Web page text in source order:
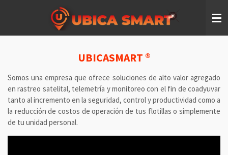
UBICASMART ®
Somos una empresa que ofrece soluciones de alto valor agregado
en rastreo satelital, telemetría y monitoreo con el fin de coadyuvar
tanto al incremento en la seguridad, control y productividad como a
la reducción de costos de operación de tus flotillas o simplemente
de tu unidad personal.